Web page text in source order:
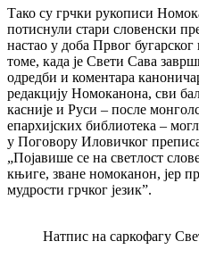
Тако су грчки рукописи
потиснули стари словенски
настао у доба Првог бугарског
томе, када је Свети Сава
одредби и коментара
редакцију Номоканона, сви
касније и Руси – после
епархијских библиотека –
у Поговору Иловичког
„Појавише се на светлост
књиге, зване номоканон, јер
мудрости грчког језик”.
Натпис на саркофагу